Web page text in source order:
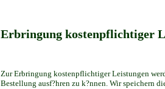
Erbringung kostenpflichtiger
Zur Erbringung kostenpflichtiger Leistungen
Bestellung ausf?hren zu k?nnen. Wir speichern